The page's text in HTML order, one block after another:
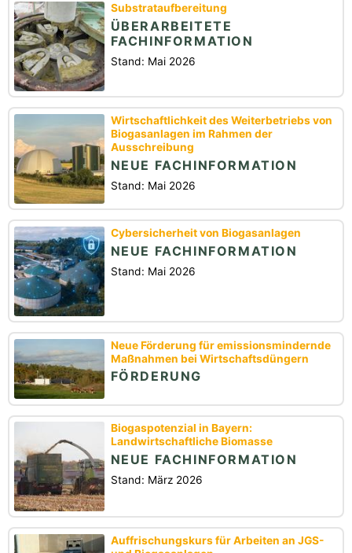
Substrataufbereitung
ÜBERARBEITETE
FACHINFORMATION
Stand: Mai 2026
Wirtschaftlichkeit des Weiterbetriebs von
Biogasanlagen im Rahmen der
Ausschreibung
NEUE FACHINFORMATION
Stand: Mai 2026
Cybersicherheit von Biogasanlagen
NEUE FACHINFORMATION
Stand: Mai 2026
Neue Förderung für emissionsmindernde
Maßnahmen bei Wirtschaftsdüngern
FÖRDERUNG
Biogaspotenzial in Bayern:
Landwirtschaftliche Biomasse
NEUE FACHINFORMATION
Stand: März 2026
Auffrischungskurs für Arbeiten an JGS-